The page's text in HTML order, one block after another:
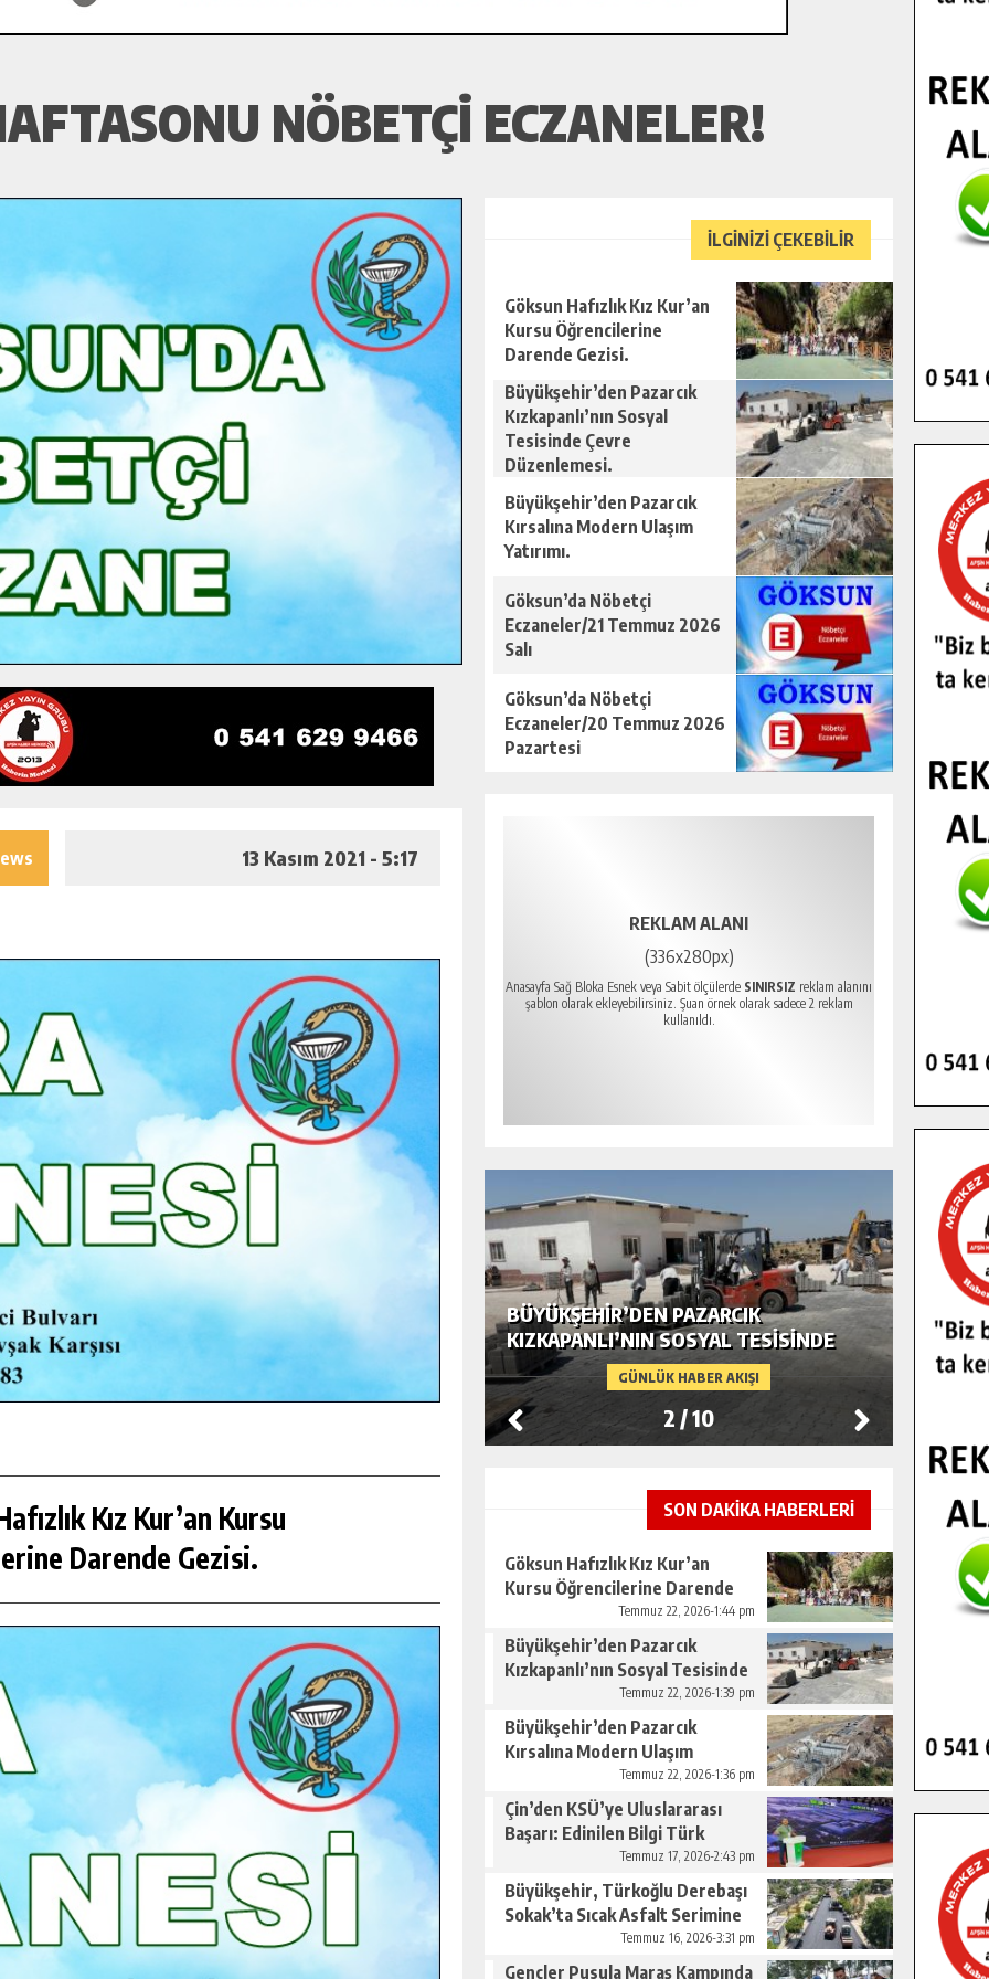
NÖBETÇI ECZANELER!
13 Kasım 2021 - 5:17
Kız Kur’an Kursu
Darende Gezisi.
İLGİNİZİ ÇEKEBİLİR
Göksun Hafızlık Kız Kur’an
Kursu Öğrencilerine
Darende Gezisi.
Büyükşehir’den Pazarcık
Kızkapanlı’nın Sosyal
Tesisinde Çevre
Düzenlemesi.
Büyükşehir’den Pazarcık
Kırsalına Modern Ulaşım
Yatırımı.
Göksun’da Nöbetçi
Eczaneler/21 Temmuz 2026
Salı
Göksun’da Nöbetçi
Eczaneler/20 Temmuz 2026
Pazartesi
REKLAM ALANI
(336x280px)
Anasayfa Sağ Bloka Esnek veya Sabit ölçülerde SINIRSIZ reklam alanını
şablon olarak ekleyebilirsiniz. Şuan örnek olarak sadece 2 reklam
kullanıldı.
GÖKSUN HAFIZLIK KIZ KUR’AN KURSU
ÖĞRENCILERINE DARENDE GEZISI.
GÜNLÜK HABER AKIŞI
BÜYÜKŞEHIR’DEN PAZARCIK
KIZKAPANLI’NIN SOSYAL TESISINDE
ÇEVRE DÜZENLEMESI.
2 /10
SON DAKİKA HABERLERİ
Göksun Hafızlık Kız Kur’an
Kursu Öğrencilerine Darende
Temmuz 22, 2026-1:44 pm
Büyükşehir’den Pazarcık
Kızkapanlı’nın Sosyal Tesisinde
Çevre Düzenlemesi.Temmuz 22, 2026-1:39 pm
Büyükşehir’den Pazarcık
Kırsalına Modern Ulaşım
Temmuz 22, 2026-1:36 pm
Çin’den KSÜ’ye Uluslararası
Başarı: Edinilen Bilgi Türk
Tarımına Katkı Sağlayacak.
Temmuz 17, 2026-2:43 pm
Büyükşehir, Türkoğlu Derebaşı
Sokak’ta Sıcak Asfalt Serimine
Temmuz 16, 2026-3:31 pm
Gençler Pusula Maraş Kampında